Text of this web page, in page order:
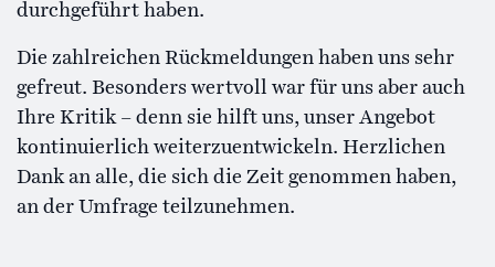
durchgeführt haben.
Die zahlreichen Rückmeldungen haben uns sehr
gefreut. Besonders wertvoll war für uns aber auch
Ihre Kritik – denn sie hilft uns, unser Angebot
kontinuierlich weiterzuentwickeln. Herzlichen
Dank an alle, die sich die Zeit genommen haben,
an der Umfrage teilzunehmen.